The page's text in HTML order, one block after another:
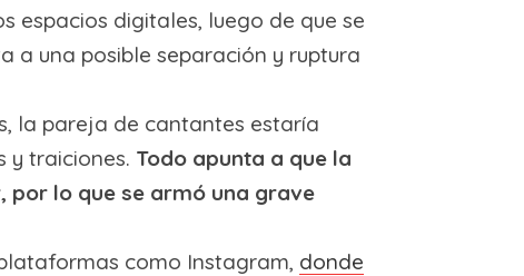
espacios digitales, luego de que se
a una posible separación y ruptura
la pareja de cantantes estaría
y traiciones. Todo apunta a que la
por lo que se armó una grave
como Instagram, donde